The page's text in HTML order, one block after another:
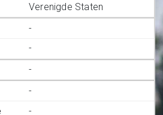
Verenigde Staten
-
-
-
-
-